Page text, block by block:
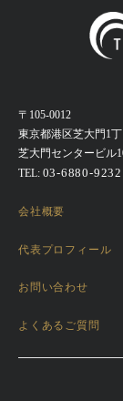
〒105-0012
東京都港区芝大門1丁
芝大門センタービル
TEL: 03-6880-9232
会社概要
代表プロフィール
お問い合わせ
よくあるご質問